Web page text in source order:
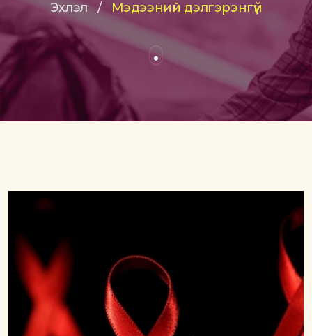
Эхлэл / Мэдээний дэлгэрэнгүй